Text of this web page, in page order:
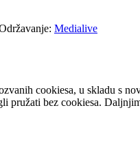
Medialive
cookiesa, u skladu s
pružati bez cookiesa.